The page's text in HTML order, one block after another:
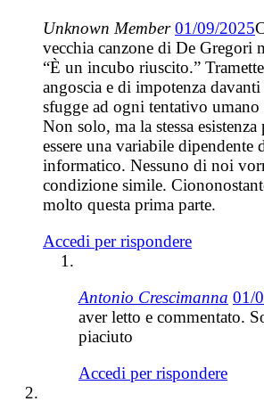
Unknown Member 01/09/2025
vecchia canzone di De Gregori
“È un incubo riuscito.”
angoscia e di impotenza
sfugge ad ogni tentativo
Non solo, ma la stessa esistenza
essere una variabile dipendente
informatico. Nessuno di noi
condizione simile.
molto questa prima parte.
Accedi per rispondere
Antonio Crescimanna 01/
aver letto e commentato.
piaciuto
Accedi per rispondere